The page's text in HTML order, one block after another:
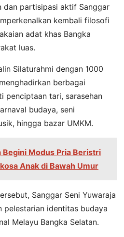
dan partisipasi aktif Sanggar
kembali filosofi
adat khas Bangka
luas.
Silaturahmi dengan 1000
berbagai
penciptaan tari, sarasehan
budaya, seni
hingga bazar UMKM.
Begini Modus Pria Beristri
Anak di Bawah Umur
Sanggar Seni Yuwaraja
pelestarian identitas budaya
Melayu Bangka Selatan.